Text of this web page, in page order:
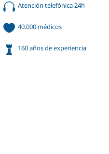
 Atención telefónica 24h
 40.000 médicos
 160 años de experiencia